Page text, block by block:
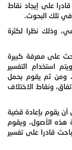
على إيجاد نقاط
تلك البحوث.
وذلك نظرا لكثرة
على معرفة كبيرة
استخدام التفسير
ومن ثم يقوم بحمل
ونقاط الاختلاف
أن يقوم بإعادة قضية
هذه الأصول، ويقوم
قادرا على تفسير